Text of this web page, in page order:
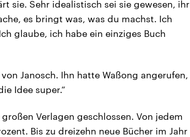
sie. Sehr idealistisch sei sie gewesen, ihr
es bringt was, was du machst. Ich
glaube, ich habe ein einziges Buch
Janosch. Ihn hatte Waßong angerufen,
Idee super.“
Verlagen geschlossen. Von jedem
Bis zu dreizehn neue Bücher im Jahr